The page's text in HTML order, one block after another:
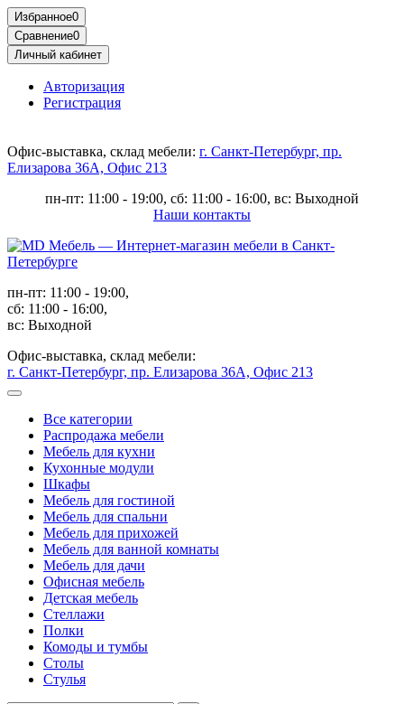
Избранное0
Сравнение0
Личный кабинет
Авторизация
Регистрация
Офис-выставка, склад мебели: г. Санкт-Петербург, пр.
Елизарова 36А, Офис 213
пн-пт: 11:00 - 19:00, сб: 11:00 - 16:00, вс: Выходной
Наши контакты
пн-пт: 11:00 - 19:00,
сб: 11:00 - 16:00,
вс: Выходной
Офис-выставка, склад мебели:
г. Санкт-Петербург, пр. Елизарова 36А, Офис 213
Все категории
Распродажа мебели
Мебель для кухни
Кухонные модули
Шкафы
Мебель для гостиной
Мебель для спальни
Мебель для прихожей
Мебель для ванной комнаты
Мебель для дачи
Офисная мебель
Детская мебель
Стеллажи
Полки
Комоды и тумбы
Столы
Стулья